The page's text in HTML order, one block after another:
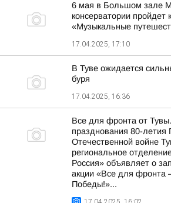
6 мая в Большом зале
консерватории пройдет
«Музыкальные
17.04.2025, 17:10
В Туве ожидается
буря
17.04.2025, 16:36
Все для фронта от
празднования 80-
Отечественной войне
региональное
Россия» объявляет о
акции «Все для
Победы!»...